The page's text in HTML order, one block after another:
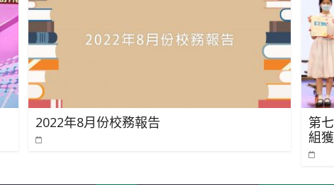
2022年8月份校務報告
第
組